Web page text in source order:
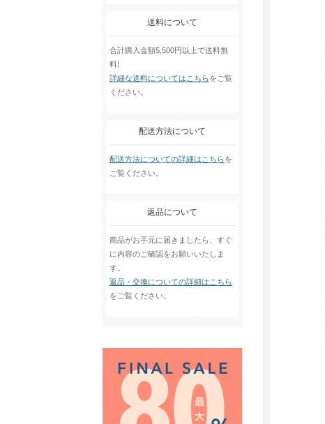
送料について
合計購入金額5,500円以上で送料無
料!
詳細な送料についてはこちらをご覧
ください。
配送方法について
配送方法についての詳細はこちらを
ご覧ください。
返品について
商品がお手元に届きましたら、すぐ
に内容のご確認をお願いいたしま
す。
返品・交換についての詳細はこちら
をご覧ください。